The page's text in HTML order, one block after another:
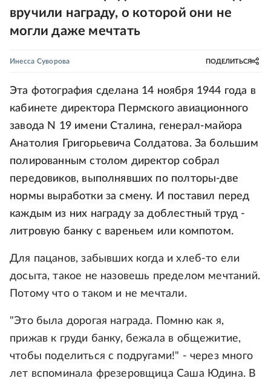
вручили награду, о которой они не
могли даже мечтать
Инесса Суворова ПОДЕЛИТЬСЯ
Эта фотография сделана 14 ноября 1944 года в
кабинете директора Пермского авиационного
завода N 19 имени Сталина, генерал-майора
Анатолия Григорьевича Солдатова. За большим
полированным столом директор собрал
передовиков, выполнявших по полторы-две
нормы выработки за смену. И поставил перед
каждым из них награду за доблестный труд -
литровую банку с вареньем или компотом.
Для пацанов, забывших когда и хлеб-то ели
досыта, такое не назовешь пределом мечтаний.
Потому что о таком и не мечтали.
"Это была дорогая награда. Помню как я,
прижав к груди банку, бежала в общежитие,
чтобы поделиться с подругами!" - через много
лет вспоминала фрезеровщица Саша Юдина. В